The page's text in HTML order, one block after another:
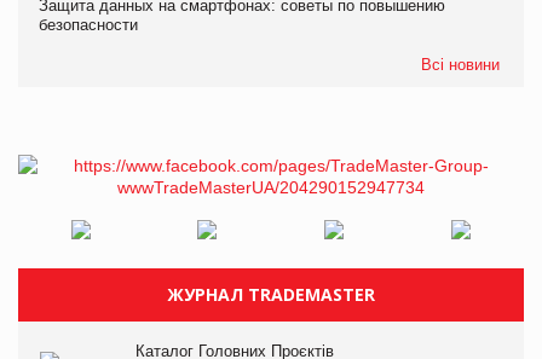
Защита данных на смартфонах: советы по повышению
безопасности
Всі новини
ЖУРНАЛ TRADEMASTER
Каталог Головних Проєктів